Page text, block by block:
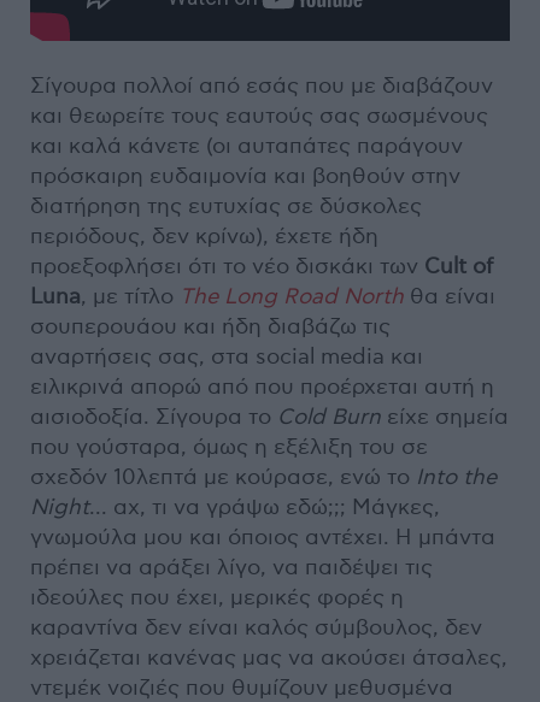
Σίγουρα πολλοί από εσάς που με διαβάζουν
και θεωρείτε τους εαυτούς σας σωσμένους
και καλά κάνετε (οι αυταπάτες παράγουν
πρόσκαιρη ευδαιμονία και βοηθούν στην
διατήρηση της ευτυχίας σε δύσκολες
περιόδους, δεν κρίνω), έχετε ήδη
προεξοφλήσει ότι το νέο δισκάκι των Cult of
Luna, με τίτλο The Long Road North θα είναι
σουπερουάου και ήδη διαβάζω τις
αναρτήσεις σας, στα social media και
ειλικρινά απορώ από που προέρχεται αυτή η
αισιοδοξία. Σίγουρα το Cold Burn είχε σημεία
που γούσταρα, όμως η εξέλιξη του σε
σχεδόν 10λεπτά με κούρασε, ενώ το Into the
Night... αχ, τι να γράψω εδώ;;; Μάγκες,
γνωμούλα μου και όποιος αντέχει. Η μπάντα
πρέπει να αράξει λίγο, να παιδέψει τις
ιδεούλες που έχει, μερικές φορές η
καραντίνα δεν είναι καλός σύμβουλος, δεν
χρειάζεται κανένας μας να ακούσει άτσαλες,
ντεμέκ νοιζιές που θυμίζουν μεθυσμένα